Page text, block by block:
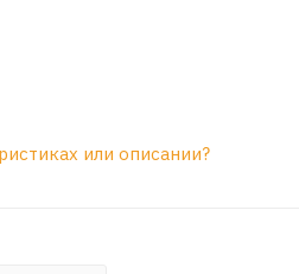
или описании?